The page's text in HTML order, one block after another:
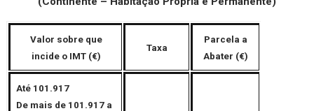
Valor sobre que
incide o IMT (€)
Taxa
Parcela a
Abater (€)
Até 101.917
De mais de 101.917 a